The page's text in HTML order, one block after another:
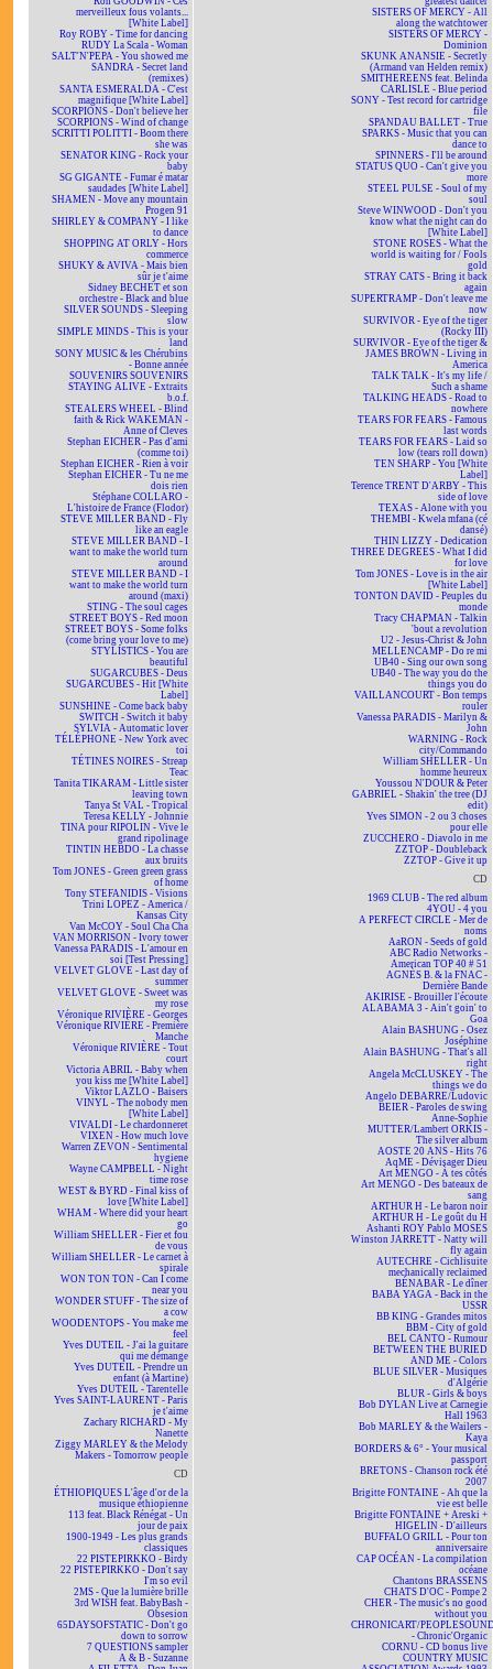
merveilleux fous volants...
[White Label]
Roy ROBY - Time for dancing
RUDY La Scala - Woman
SALT'N'PEPA - You showed me
SANDRA - Secret land
(remixes)
SANTA ESMERALDA - C'est
magnifique [White Label]
SCORPIONS - Don't believe her
SCORPIONS - Wind of change
SCRITTI POLITTI - Boom there
she was
SENATOR KING - Rock your
baby
SG GIGANTE - Fumar é matar
saudades [White Label]
SHAMEN - Move any mountain
Progen 91
SHIRLEY & COMPANY - I like
to dance
SHOPPING AT ORLY - Hors
commerce
SHUKY & AVIVA - Mais bien
sûr je t'aime
Sidney BECHET et son
orchestre - Black and blue
SILVER SOUNDS - Sleeping
slow
SIMPLE MINDS - This is your
land
SONY MUSIC & les Chérubins
- Bonne année
SOUVENIRS SOUVENIRS
STAYING ALIVE - Extraits
b.o.f.
STEALERS WHEEL - Blind
faith & Rick WAKEMAN -
Anne of Cleves
Stephan EICHER - Pas d'ami
(comme toi)
Stephan EICHER - Rien à voir
Stephan EICHER - Tu ne me
dois rien
Stéphane COLLARO -
L'histoire de France (Flodor)
STEVE MILLER BAND - Fly
like an eagle
STEVE MILLER BAND - I
want to make the world turn
around
STEVE MILLER BAND - I
want to make the world turn
around (maxi)
STING - The soul cages
STREET BOYS - Red moon
STREET BOYS - Some folks
(come bring your love to me)
STYLISTICS - You are
beautiful
SUGARCUBES - Deus
SUGARCUBES - Hit [White
Label]
SUNSHINE - Come back baby
SWITCH - Switch it baby
SYLVIA - Automatic lover
TÉLÉPHONE - New York avec
toi
TÉTINES NOIRES - Streap
Teac
Tanita TIKARAM - Little sister
leaving town
Tanya St VAL - Tropical
Teresa KELLY - Johnnie
TINA pour RIPOLIN - Vive le
grand ripolinage
TINTIN HEBDO - La chasse
aux bruits
Tom JONES - Green green grass
of home
Tony STEFANIDIS - Visions
Trini LOPEZ - America /
Kansas City
Van McCOY - Soul Cha Cha
VAN MORRISON - Ivory tower
Vanessa PARADIS - L'amour en
soi [Test Pressing]
VELVET GLOVE - Last day of
summer
VELVET GLOVE - Sweet was
my rose
Véronique RIVIÈRE - Georges
Véronique RIVIÈRE - Première
Manche
Véronique RIVIÈRE - Tout
court
Victoria ABRIL - Baby when
you kiss me [White Label]
Viktor LAZLO - Baisers
VINYL - The nobody men
[White Label]
VIVALDI - Le chardonneret
VIXEN - How much love
Warren ZEVON - Sentimental
hygiene
Wayne CAMPBELL - Night
time rose
WEST & BYRD - Final kiss of
love [White Label]
WHAM - Where did your heart
go
William SHELLER - Fier et fou
de vous
William SHELLER - Le carnet à
spirale
WON TON TON - Can I come
near you
WONDER STUFF - The size of
a cow
WOODENTOPS - You make me
feel
Yves DUTEIL - J'ai la guitare
qui me démange
Yves DUTEIL - Prendre un
enfant (à Martine)
Yves DUTEIL - Tarentelle
Yves SAINT-LAURENT - Paris
je t'aime
Zachary RICHARD - My
Nanette
Ziggy MARLEY & the Melody
Makers - Tomorrow people
CD
ÉTHIOPIQUES L'âge d'or de la
musique éthiopienne
113 feat. Black Rénégat - Un
jour de paix
1900-1949 - Les plus grands
classiques
22 PISTEPIRKKO - Birdy
22 PISTEPIRKKO - Don't say
I'm so evil
2MS - Que la lumière brille
3rd WISH feat. BabyBash -
Obsesion
65DAYSOFSTATIC - Don't go
down to sorrow
7 QUESTIONS sampler
A & B - Suzanne
SISTERS OF MERCY - All
along the watchtower
SISTERS OF MERCY -
Dominion
SKUNK ANANSIE - Secretly
(Armand van Helden remix)
SMITHEREENS feat. Belinda
CARLISLE - Blue period
SONY - Test record for cartridge
file
SPANDAU BALLET - True
SPARKS - Music that you can
dance to
SPINNERS - I'll be around
STATUS QUO - Can't give you
more
STEEL PULSE - Soul of my
soul
Steve WINWOOD - Don't you
know what the night can do
[White Label]
STONE ROSES - What the
world is waiting for / Fools
gold
STRAY CATS - Bring it back
again
SUPERTRAMP - Don't leave me
now
SURVIVOR - Eye of the tiger
(Rocky III)
SURVIVOR - Eye of the tiger &
JAMES BROWN - Living in
America
TALK TALK - It's my life /
Such a shame
TALKING HEADS - Road to
nowhere
TEARS FOR FEARS - Famous
last words
TEARS FOR FEARS - Laid so
low (tears roll down)
TEN SHARP - You [White
Label]
Terence TRENT D'ARBY - This
side of love
TEXAS - Alone with you
THEMBI - Kwela mfana (cé
dansé)
THIN LIZZY - Dedication
THREE DEGREES - What I did
for love
Tom JONES - Love is in the air
[White Label]
TONTON DAVID - Peuples du
monde
Tracy CHAPMAN - Talkin
'bout a revolution
U2 - Jesus-Christ & John
MELLENCAMP - Do re mi
UB40 - Sing our own song
UB40 - The way you do the
things you do
VAILLANCOURT - Bon temps
rouler
Vanessa PARADIS - Marilyn &
John
WARNING - Rock
city/Commando
William SHELLER - Un
homme heureux
Youssou N'DOUR & Peter
GABRIEL - Shakin' the tree (DJ
edit)
Yves SIMON - 2 ou 3 choses
pour elle
ZUCCHERO - Diavolo in me
ZZTOP - Doubleback
ZZTOP - Give it up
CD
1969 CLUB - The red album
4YOU - 4 you
A PERFECT CIRCLE - Mer de
noms
AaRON - Seeds of gold
ABC Radio Networks -
American TOP 40 # 51
AGNÈS B. & la FNAC -
Dernière Bande
AKIRISE - Brouiller l'écoute
ALABAMA 3 - Ain't goin' to
Goa
Alain BASHUNG - Osez
Joséphine
Alain BASHUNG - That's all
right
Angela McCLUSKEY - The
things we do
Angelo DEBARRE/Ludovic
BEIER - Paroles de swing
Anne-Sophie
MUTTER/Lambert ORKIS -
The silver album
AOSTE 20 ANS - Hits 76
AqME - Dévisager Dieu
Art MENGO - À tes côtés
Art MENGO - Des bateaux de
sang
ARTHUR H - Le baron noir
ARTHUR H - Le goût du H
Ashanti ROY Pablo MOSES
Winston JARRETT - Natty will
fly again
AUTECHRE - Cichlisuite
mechanically reclaimed
BÉNABAR - Le dîner
BABA YAGA - Back in the
USSR
BB KING - Grandes mitos
BBM - City of gold
BEL CANTO - Rumour
BETWEEN THE BURIED
AND ME - Colors
BLUE SILVER - Musiques
d'Algérie
BLUR - Girls & boys
Bob DYLAN Live at Carnegie
Hall 1963
Bob MARLEY & the Wailers -
Kaya
BORDERS & 6° - Your musical
passport
BRETONS - Chanson rock été
2007
Brigitte FONTAINE - Ah que la
vie est belle
Brigitte FONTAINE + Areski +
HIGELIN - D'ailleurs
BUFFALO GRILL - Pour ton
anniversaire
CAP OCÉAN - La compilation
océane
Chantons BRASSENS
CHATS D'OC - Pompe 2
CHER - The music's no good
without you
CHRONICART/
- Chronic'Organic
CORNU - CD bonus live
COUNTRY MUSIC